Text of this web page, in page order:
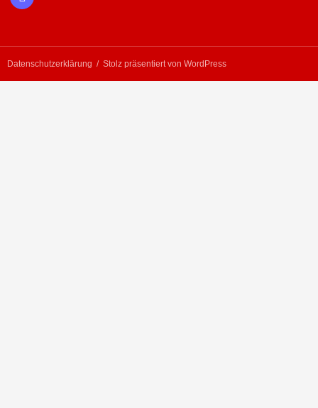
Datenschutzerklärung Stolz präsentiert von WordPress